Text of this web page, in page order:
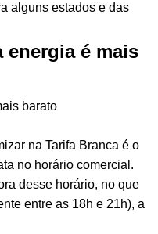
alguns estados e das
energia é mais
barato
na Tarifa Branca é o
no horário comercial.
desse horário, no que
entre as 18h e 21h), a